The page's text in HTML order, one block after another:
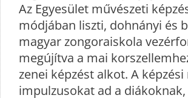
Az Egyesület művészeti
módjában liszti, dohnányi és
magyar zongoraiskola
megújítva a mai
zenei képzést alkot. A
impulzusokat ad a